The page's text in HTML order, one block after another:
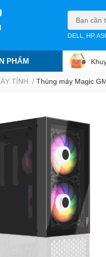
DELL, HP,
PHẨM
TÍNH / Thùng máy Magic